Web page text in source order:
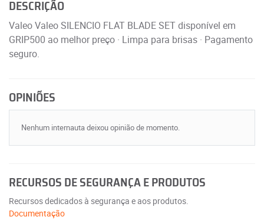
DESCRIÇÃO
Valeo Valeo SILENCIO FLAT BLADE SET disponível em
GRIP500 ao melhor preço · Limpa para brisas · Pagamento
seguro.
OPINIÕES
Nenhum internauta deixou opinião de momento.
RECURSOS DE SEGURANÇA E PRODUTOS
Recursos dedicados à segurança e aos produtos.
Documentação